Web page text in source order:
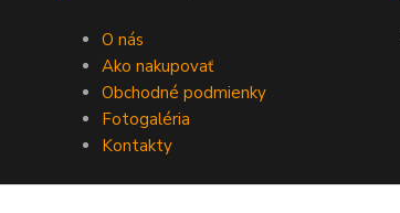
O nás
Ako nakupovať
Obchodné podmienky
Fotogaléria
Kontakty